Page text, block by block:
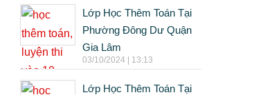
Lớp Học Thêm Toán Tại
Phường Đông Dư Quận
Gia Lâm
03/10/2024 | 13:13
Lớp Học Thêm Toán Tại